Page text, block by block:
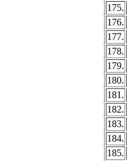
175.
176.
177.
178.
179.
180.
181.
182.
183.
184.
185.